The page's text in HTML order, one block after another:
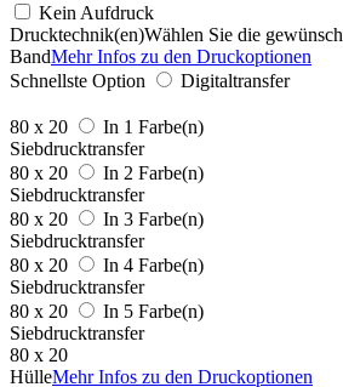
Kein Aufdruck
Drucktechnik(en)Wählen Sie die
BandMehr Infos zu den Druckoptionen
Schnellste Option
Digitaltransfer
80 x 20
In 1 Farbe(n)
Siebdrucktransfer
80 x 20
In 2 Farbe(n)
Siebdrucktransfer
80 x 20
In 3 Farbe(n)
Siebdrucktransfer
80 x 20
In 4 Farbe(n)
Siebdrucktransfer
80 x 20
In 5 Farbe(n)
Siebdrucktransfer
80 x 20
HülleMehr Infos zu den Druckoptionen